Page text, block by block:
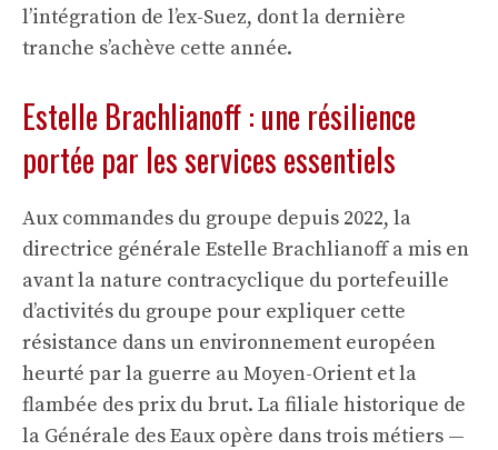
l’intégration de l’ex-Suez, dont la dernière
tranche s’achève cette année.
Estelle Brachlianoff : une résilience
portée par les services essentiels
Aux commandes du groupe depuis 2022, la
directrice générale Estelle Brachlianoff a mis en
avant la nature contracyclique du portefeuille
d’activités du groupe pour expliquer cette
résistance dans un environnement européen
heurté par la guerre au Moyen-Orient et la
flambée des prix du brut. La filiale historique de
la Générale des Eaux opère dans trois métiers —